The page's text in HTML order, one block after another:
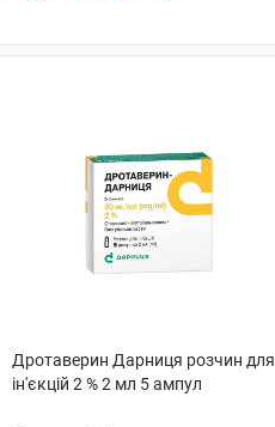
Дротаверин Дарниця розчин для
ін'єкцій 2 % 2 мл 5 ампул